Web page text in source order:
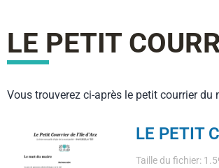
LE PETIT
Vous trouverez ci-après le petit courrier du
LE PETIT
Taille du fichier: